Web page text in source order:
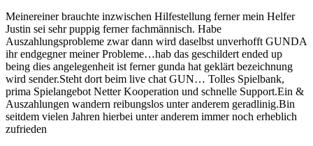
Meinereiner brauchte inzwischen Hilfestellung ferner mein Helfer
Justin sei sehr puppig ferner fachmännisch. Habe
Auszahlungsprobleme zwar dann wird daselbst unverhofft GUNDA
ihr endgegner meiner Probleme…hab das geschildert ended up
being dies angelegenheit ist ferner gunda hat geklärt bezeichnung
wird sender.Steht dort beim live chat GUN… Tolles Spielbank,
prima Spielangebot Netter Kooperation und schnelle Support.Ein &
Auszahlungen wandern reibungslos unter anderem geradlinig.Bin
seitdem vielen Jahren hierbei unter anderem immer noch erheblich
zufrieden